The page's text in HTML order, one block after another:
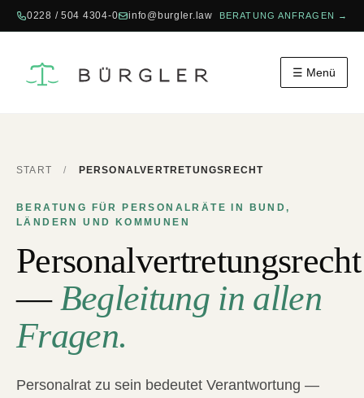
0228 / 504 4304-0 info@burgler.law BERATUNG ANFRAGEN →
☰ Menü
START / PERSONALVERTRETUNGSRECHT
BERATUNG FÜR PERSONALRÄTE IN BUND,
LÄNDERN UND KOMMUNEN
Personalvertretungsrecht
—Begleitung in allen
Fragen.
Personalrat zu sein bedeutet Verantwortung —